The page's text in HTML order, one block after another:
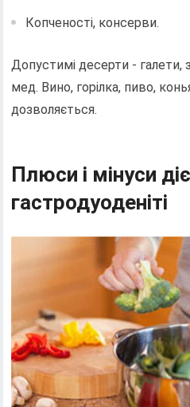
Копченості, консерви.
Допустимі десерти - галети,
мед. Вино, горілка, пиво,
дозволяється.
Плюси і мінуси
гастродуоденіті